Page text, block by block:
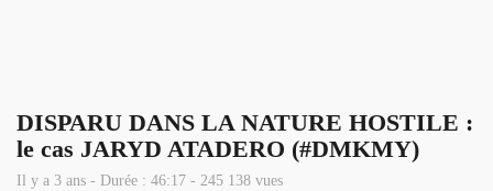
DISPARU DANS LA NATURE HOSTILE :
le cas JARYD ATADERO (#DMKMY)
Il y a 3 ans - Durée : 46:17 - 245 138 vues